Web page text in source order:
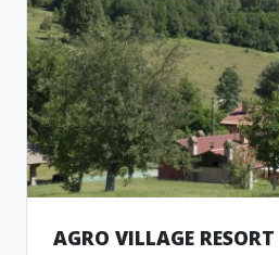
AGRO VILLAGE RESORT